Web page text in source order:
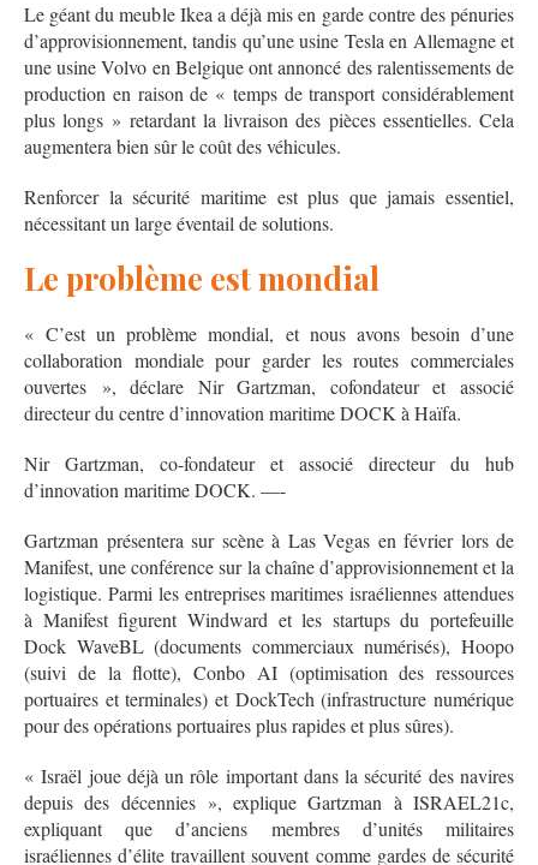
Le géant du meuble Ikea a déjà mis en garde contre des pénuries
d’approvisionnement, tandis qu’une usine Tesla en Allemagne et
une usine Volvo en Belgique ont annoncé des ralentissements de
production en raison de « temps de transport considérablement
plus longs » retardant la livraison des pièces essentielles. Cela
augmentera bien sûr le coût des véhicules.
Renforcer la sécurité maritime est plus que jamais essentiel,
nécessitant un large éventail de solutions.
Le problème est mondial
« C’est un problème mondial, et nous avons besoin d’une
collaboration mondiale pour garder les routes commerciales
ouvertes », déclare Nir Gartzman, cofondateur et associé
directeur du centre d’innovation maritime DOCK à Haïfa.
Nir Gartzman, co-fondateur et associé directeur du hub
d’innovation maritime DOCK. —-
Gartzman présentera sur scène à Las Vegas en février lors de
Manifest, une conférence sur la chaîne d’approvisionnement et la
logistique. Parmi les entreprises maritimes israéliennes attendues
à Manifest figurent Windward et les startups du portefeuille
Dock WaveBL (documents commerciaux numérisés), Hoopo
(suivi de la flotte), Conbo AI (optimisation des ressources
portuaires et terminales) et DockTech (infrastructure numérique
pour des opérations portuaires plus rapides et plus sûres).
« Israël joue déjà un rôle important dans la sécurité des navires
depuis des décennies », explique Gartzman à ISRAEL21c,
expliquant que d’anciens membres d’unités militaires
israéliennes d’élite travaillent souvent comme gardes de sécurité